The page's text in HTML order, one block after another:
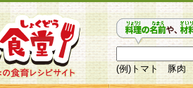
(例)トマト 豚肉